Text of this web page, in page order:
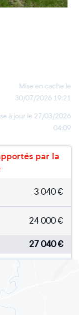
Mise en cache le
30/07/2026 19:21
à jour le 27/03/2026
04:09
par la
3 040€
24 000€
27 040€